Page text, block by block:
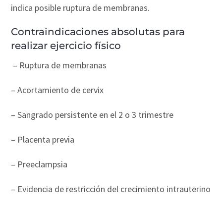
indica posible ruptura de membranas.
Contraindicaciones absolutas para
realizar ejercicio físico
– Ruptura de membranas
– Acortamiento de cervix
– Sangrado persistente en el 2 o 3 trimestre
– Placenta previa
– Preeclampsia
– Evidencia de restricción del crecimiento intrauterino